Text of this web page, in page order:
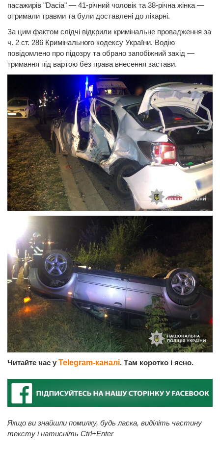
пасажирів "Dacia" — 41-річний чоловік та 38-річна жінка —
отримали травми та були доставлені до лікарні.
За цим фактом слідчі відкрили кримінальне провадження за
ч. 2 ст. 286 Кримінального кодексу України. Водію
повідомлено про підозру та обрано запобіжний захід —
тримання під вартою без права внесення застави.
Читайте нас у Telegram-каналі. Там коротко і ясно.
Якщо ви знайшли помилку, будь ласка, виділіть частину
тексту і натисніть Ctrl+Enter